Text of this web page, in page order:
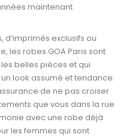
maintenant.
d’imprimés exclusifs ou
les robes GOA Paris sont
belles pièces et qui
look assumé et tendance.
de ne pas croiser
que vous dans la rue
avec une robe déjà
les femmes qui sont